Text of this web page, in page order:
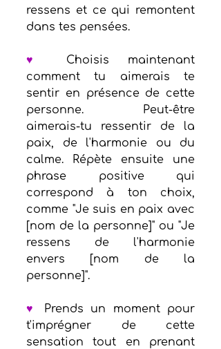
ressens et ce qui remontent
dans tes pensées.
♥
Choisis maintenant
comment tu aimerais te
sentir en présence de cette
personne. Peut-être
aimerais-tu ressentir de la
paix, de l'harmonie ou du
calme. Répète ensuite une
phrase positive qui
correspond à ton choix,
comme "Je suis en paix avec
[nom de la personne]" ou "Je
ressens de l'harmonie
envers [nom de la
personne]".
♥
Prends un moment pour
t'imprégner de cette
sensation tout en prenant